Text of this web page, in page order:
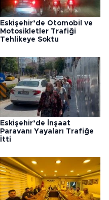
Eskişehir’de Otomobil ve
Motosikletler Trafiği
Tehlikeye Soktu
Eskişehir’de İnşaat
Paravanı Yayaları Trafiğe
İtti